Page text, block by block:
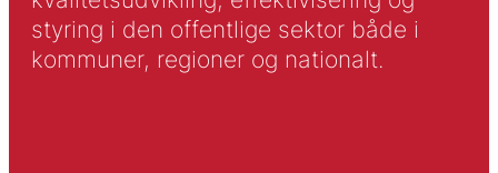
styring i den offentlige sektor både i
kommuner, regioner og nationalt.